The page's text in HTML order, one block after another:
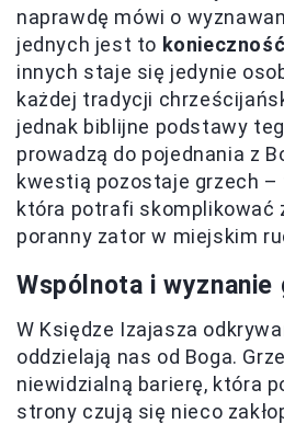
naprawdę mówi o
jednych jest to konieczność
innych staje się jedynie
każdej tradycji
jednak biblijne podstawy
prowadzą do pojednania z
kwestią pozostaje grzech
która potrafi skomplikować
poranny zator w miejskim
Wspólnota i wyznanie
W Księdze Izajasza
oddzielają nas od Boga.
niewidzialną barierę, która
strony czują się nieco